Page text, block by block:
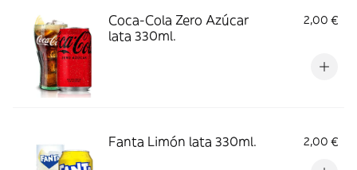
Coca-Cola Zero Azúcar
lata 330ml.
2,00 €
Fanta Limón lata 330ml. 2,00 €